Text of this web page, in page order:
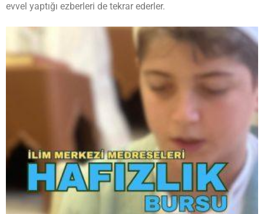
evvel yaptığı ezberleri de tekrar ederler.